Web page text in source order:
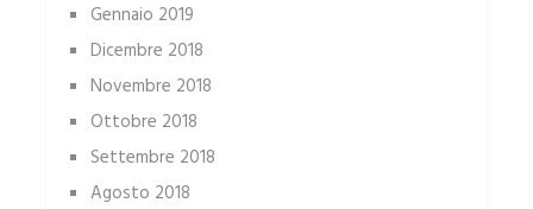
Gennaio 2019
Dicembre 2018
Novembre 2018
Ottobre 2018
Settembre 2018
Agosto 2018